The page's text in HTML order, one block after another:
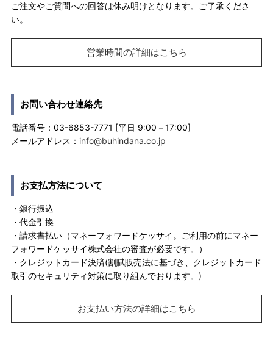
ご注文やご質問への回答は休み明けとなります。ご了承くださ
い。
営業時間の詳細はこちら
お問い合わせ連絡先
電話番号：03-6853-7771 [平日 9:00－17:00]
メールアドレス： info@buhindana.co.jp
お支払方法について
・銀行振込
・代金引換
・請求書払い（マネーフォワードケッサイ。ご利用の前にマネー
フォワードケッサイ株式会社の審査が必要です。）
・クレジットカード決済(割賦販売法に基づき、クレジットカード
取引のセキュリティ対策に取り組んでおります。)
お支払い方法の詳細はこちら